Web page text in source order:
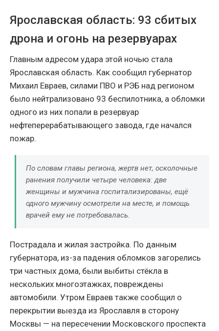
Ярославская область: 93 сбитых
дрона и огонь на резервуарах
Главным адресом удара этой ночью стала
Ярославская область. Как сообщил губернатор
Михаил Евраев, силами ПВО и РЭБ над регионом
было нейтрализовано 93 беспилотника, а обломки
одного из них попали в резервуар
нефтеперерабатывающего завода, где начался
пожар.
По словам главы региона, жертв нет, осколочные
ранения получили четыре человека: две
женщины и мужчина госпитализированы, ещё
одного мужчину осмотрели на месте, и помощь
врачей ему не потребовалась.
Пострадала и жилая застройка. По данным
губернатора, из-за падения обломков загорелись
три частных дома, были выбиты стёкла в
нескольких многоэтажках, повреждены
автомобили. Утром Евраев также сообщил о
перекрытии выезда из Ярославля в сторону
Москвы — на пересечении Московского проспекта